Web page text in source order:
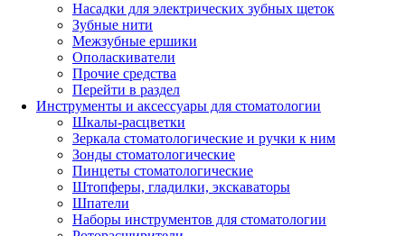
Насадки для электрических зубных щеток
Зубные нити
Межзубные ершики
Ополаскиватели
Прочие средства
Перейти в раздел
Инструменты и аксессуары для стоматологии
Шкалы-расцветки
Зеркала стоматологические и ручки к ним
Зонды стоматологические
Пинцеты стоматологические
Штопферы, гладилки, экскаваторы
Шпатели
Наборы инструментов для стоматологии